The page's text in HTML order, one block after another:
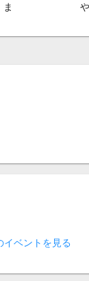
ま や
イベントを見る